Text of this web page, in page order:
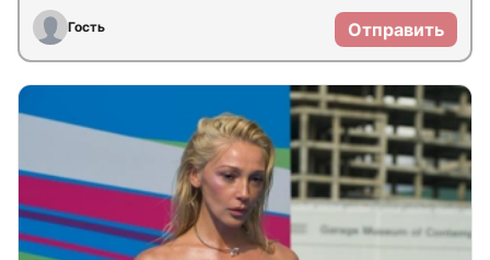
Гость Отправить